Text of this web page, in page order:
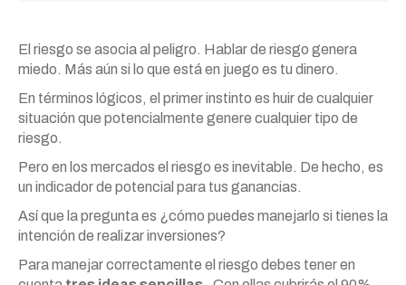
El riesgo se asocia al peligro. Hablar de riesgo genera
miedo. Más aún si lo que está en juego es tu dinero.
En términos lógicos, el primer instinto es huir de cualquier
situación que potencialmente genere cualquier tipo de
riesgo.
Pero en los mercados el riesgo es inevitable. De hecho, es
un indicador de potencial para tus ganancias.
Así que la pregunta es ¿cómo puedes manejarlo si tienes la
intención de realizar inversiones?
Para manejar correctamente el riesgo debes tener en